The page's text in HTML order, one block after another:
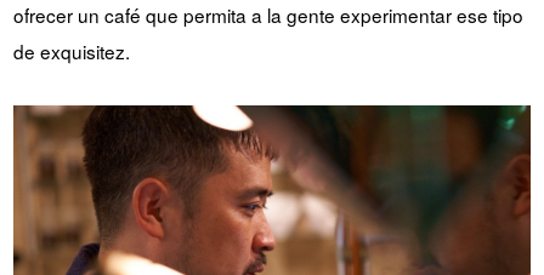
ofrecer un café que permita a la gente experimentar ese tipo
de exquisitez.